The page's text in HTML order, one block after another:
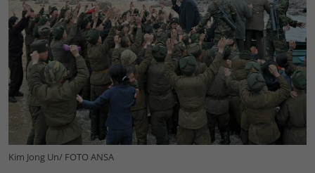
Kim Jong Un/ FOTO ANSA